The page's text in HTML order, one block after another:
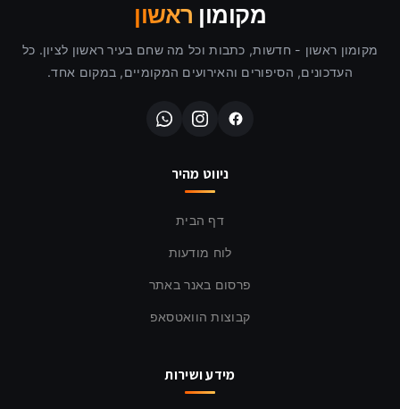
מקומון ראשון
מקומון ראשון - חדשות, כתבות וכל מה שחם בעיר ראשון לציון. כל
העדכונים, הסיפורים והאירועים המקומיים, במקום אחד.
ניווט מהיר
דף הבית
לוח מודעות
פרסום באנר באתר
קבוצות הוואטסאפ
מידע ושירות